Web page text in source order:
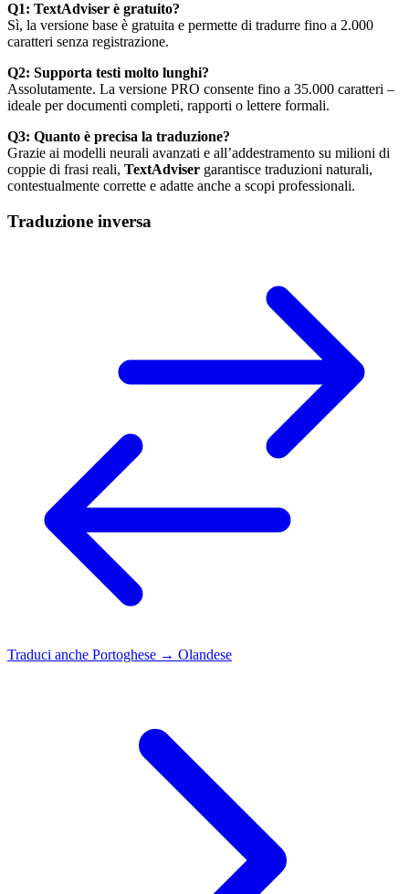
Q1: TextAdviser è gratuito?
Sì, la versione base è gratuita e permette di tradurre fino a 2.000
caratteri senza registrazione.
Q2: Supporta testi molto lunghi?
Assolutamente. La versione PRO consente fino a 35.000 caratteri –
ideale per documenti completi, rapporti o lettere formali.
Q3: Quanto è precisa la traduzione?
Grazie ai modelli neurali avanzati e all’addestramento su milioni di
coppie di frasi reali, TextAdviser garantisce traduzioni naturali,
contestualmente corrette e adatte anche a scopi professionali.
Traduzione inversa
Traduci anche Portoghese → Olandese